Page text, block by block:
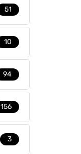
51
10
94
156
3